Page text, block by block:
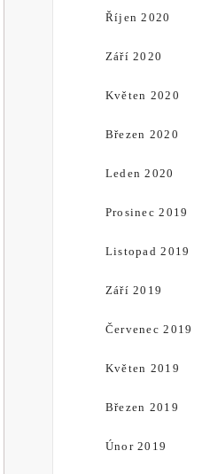
Říjen 2020
Září 2020
Květen 2020
Březen 2020
Leden 2020
Prosinec 2019
Listopad 2019
Září 2019
Červenec 2019
Květen 2019
Březen 2019
Únor 2019